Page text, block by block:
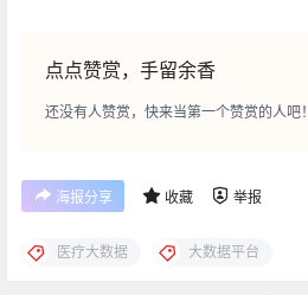
点点赞赏，手留余香
还没有人赞赏，快来当第一个赞赏的人吧！
海报分享 收藏 举报
医疗大数据 大数据平台